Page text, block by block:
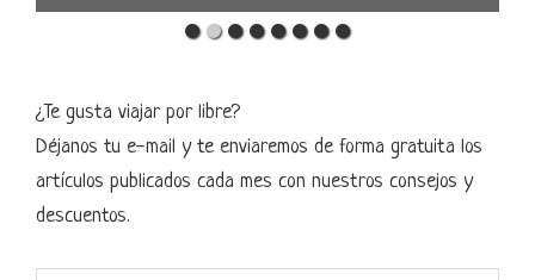
¿Te gusta viajar por libre?
Déjanos tu e-mail y te enviaremos de forma gratuita los
artículos publicados cada mes con nuestros consejos y
descuentos.